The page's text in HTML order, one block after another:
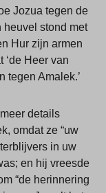
Jozua tegen de
heuvel stond met
Hur zijn armen
Heer van
tegen Amalek.’
details
omdat ze “uw
in uw
en hij vreesde
“de herinnering